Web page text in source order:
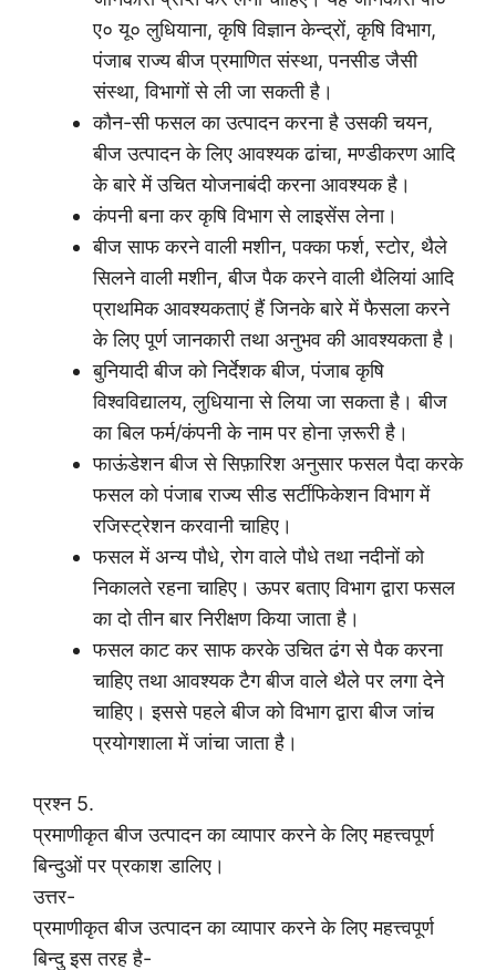
ए० यू० लुधियाना, कृषि विज्ञान केन्द्रों, कृषि विभाग,
पंजाब राज्य बीज प्रमाणित संस्था, पनसीड जैसी
संस्था, विभागों से ली जा सकती है।
कौन-सी फसल का उत्पादन करना है उसकी चयन,
बीज उत्पादन के लिए आवश्यक ढांचा, मण्डीकरण आदि
के बारे में उचित योजनाबंदी करना आवश्यक है।
कंपनी बना कर कृषि विभाग से लाइसेंस लेना।
बीज साफ करने वाली मशीन, पक्का फर्श, स्टोर, थैले
सिलने वाली मशीन, बीज पैक करने वाली थैलियां आदि
प्राथमिक आवश्यकताएं हैं जिनके बारे में फैसला करने
के लिए पूर्ण जानकारी तथा अनुभव की आवश्यकता है।
बुनियादी बीज को निर्देशक बीज, पंजाब कृषि
विश्वविद्यालय, लुधियाना से लिया जा सकता है। बीज
का बिल फर्म/कंपनी के नाम पर होना ज़रूरी है।
फाऊंडेशन बीज से सिफ़ारिश अनुसार फसल पैदा करके
फसल को पंजाब राज्य सीड सर्टीफिकेशन विभाग में
रजिस्ट्रेशन करवानी चाहिए।
फसल में अन्य पौधे, रोग वाले पौधे तथा नदीनों को
निकालते रहना चाहिए। ऊपर बताए विभाग द्वारा फसल
का दो तीन बार निरीक्षण किया जाता है।
फसल काट कर साफ करके उचित ढंग से पैक करना
चाहिए तथा आवश्यक टैग बीज वाले थैले पर लगा देने
चाहिए। इससे पहले बीज को विभाग द्वारा बीज जांच
प्रयोगशाला में जांचा जाता है।
प्रश्न 5.
प्रमाणीकृत बीज उत्पादन का व्यापार करने के लिए महत्त्वपूर्ण
बिन्दुओं पर प्रकाश डालिए।
उत्तर-
प्रमाणीकृत बीज उत्पादन का व्यापार करने के लिए महत्त्वपूर्ण
बिन्दु इस तरह है-